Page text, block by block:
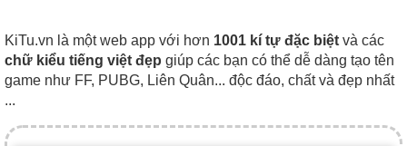
KiTu.vn là một web app với hơn 1001 kí tự đặc biệt và các
chữ kiểu tiếng việt đẹp giúp các bạn có thể dễ dàng tạo tên
game như FF, PUBG, Liên Quân... độc đáo, chất và đẹp nhất
...